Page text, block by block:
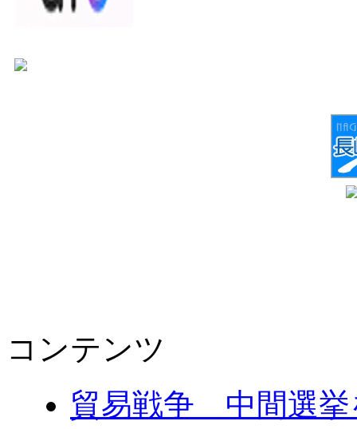
コンテンツ
貿易戦争 中間選